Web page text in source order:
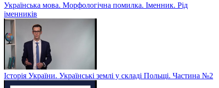
Українська мова. Морфологічна помилка. Іменник. Рід
іменників
Історія України. Українські землі у складі Польщі. Частина №2